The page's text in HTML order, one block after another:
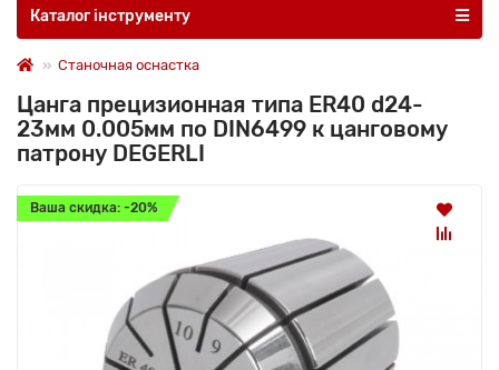
Каталог інструменту
Станочная оснастка
Цанга прецизионная типа ER40 d24-
23мм 0.005мм по DIN6499 к цанговому
патрону DEGERLI
Ваша скидка: -20%